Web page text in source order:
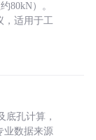
80kN）。
，适用于工
底孔计算，
业数据来源